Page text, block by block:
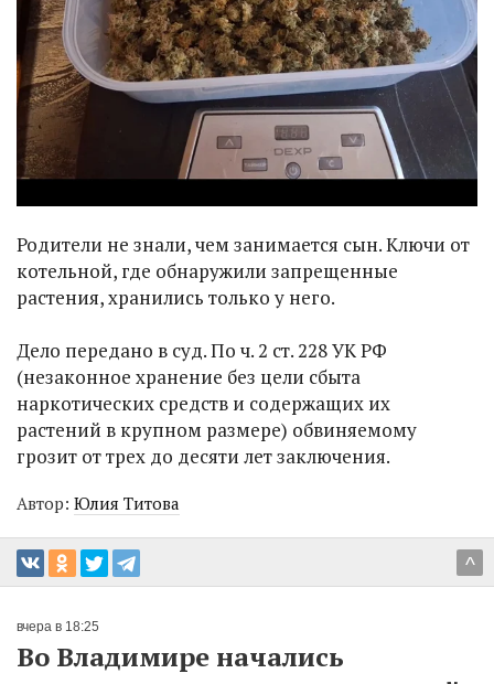
Родители не знали, чем занимается сын. Ключи от
котельной, где обнаружили запрещенные
растения, хранились только у него.
Дело передано в суд. По ч. 2 ст. 228 УК РФ
(незаконное хранение без цели сбыта
наркотических средств и содержащих их
растений в крупном размере) обвиняемому
грозит от трех до десяти лет заключения.
Автор: Юлия Титова
^
вчера в 18:25
Во Владимире начались